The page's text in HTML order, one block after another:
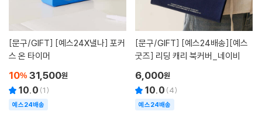
[문구/GIFT]
스 온 타이머
10% 31,500원
10.0 (1)
예스24배송
[문구/GIFT]
굿즈] 리딩 캐리 북커버_네이비
6,000원
10.0 (4)
예스24배송